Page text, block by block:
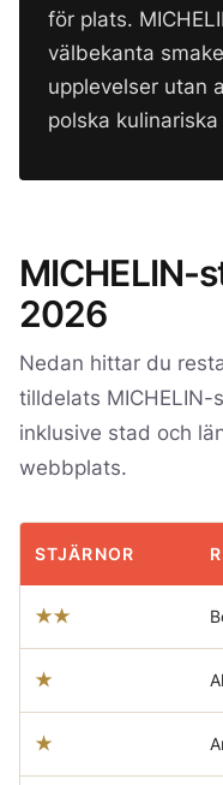
för plats.
välbekanta
upplevelser utan
polska
MICHELIN-
2026
Nedan hittar du
tilldelats
inklusive stad och
webbplats.
STJÄRNOR
★★
★
★